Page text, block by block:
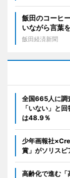
飯田のコーヒ
いながら言葉
飯田経済新聞
全国665人に調
「いない」と
は48.9％
少年画報社
賞」がソリスピ
高齢化で進む「